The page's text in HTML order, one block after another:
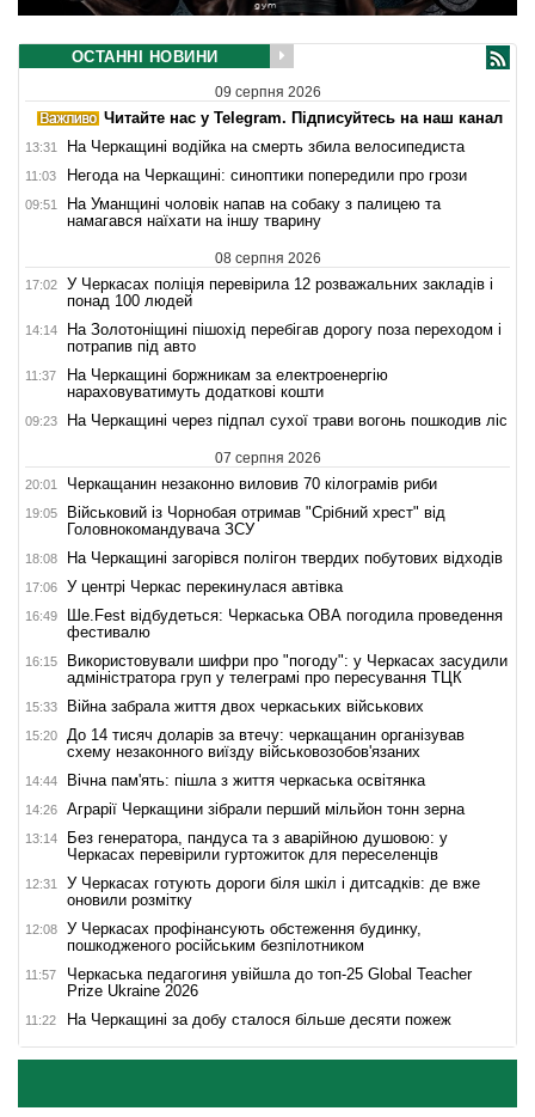
ОСТАННІ НОВИНИ
09 серпня 2026
Читайте нас у Telegram. Підписуйтесь на наш канал
13:31 На Черкащині водійка на смерть збила велосипедиста
11:03 Негода на Черкащині: синоптики попередили про грози
09:51
На Уманщині чоловік напав на собаку з палицею та
намагався наїхати на іншу тварину
08 серпня 2026
17:02
У Черкасах поліція перевірила 12 розважальних закладів і
понад 100 людей
14:14
На Золотоніщині пішохід перебігав дорогу поза переходом і
потрапив під авто
11:37
На Черкащині боржникам за електроенергію
нараховуватимуть додаткові кошти
09:23 На Черкащині через підпал сухої трави вогонь пошкодив ліс
07 серпня 2026
20:01 Черкащанин незаконно виловив 70 кілограмів риби
19:05
Військовий із Чорнобая отримав "Срібний хрест" від
Головнокомандувача ЗСУ
18:08 На Черкащині загорівся полігон твердих побутових відходів
17:06 У центрі Черкас перекинулася автівка
16:49
Ше.Fest відбудеться: Черкаська ОВА погодила проведення
фестивалю
16:15
Використовували шифри про "погоду": у Черкасах засудили
адміністратора груп у телеграмі про пересування ТЦК
15:33 Війна забрала життя двох черкаських військових
15:20
До 14 тисяч доларів за втечу: черкащанин організував
схему незаконного виїзду військовозобов'язаних
14:44 Вічна пам'ять: пішла з життя черкаська освітянка
14:26 Аграрії Черкащини зібрали перший мільйон тонн зерна
13:14
Без генератора, пандуса та з аварійною душовою: у
Черкасах перевірили гуртожиток для переселенців
12:31
У Черкасах готують дороги біля шкіл і дитсадків: де вже
оновили розмітку
12:08
У Черкасах профінансують обстеження будинку,
пошкодженого російським безпілотником
11:57
Черкаська педагогиня увійшла до топ-25 Global Teacher
Prize Ukraine 2026
11:22 На Черкащині за добу сталося більше десяти пожеж